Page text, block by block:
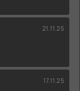
21.11.25
17.11.25